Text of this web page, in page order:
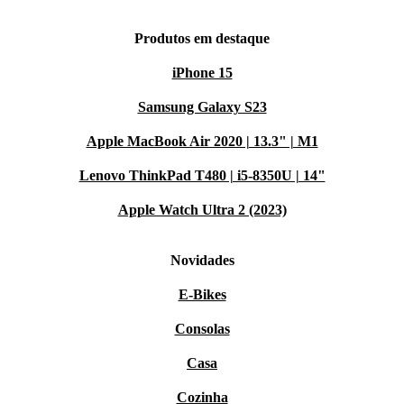
Produtos em destaque
iPhone 15
Samsung Galaxy S23
Apple MacBook Air 2020 | 13.3" | M1
Lenovo ThinkPad T480 | i5-8350U | 14"
Apple Watch Ultra 2 (2023)
Novidades
E-Bikes
Consolas
Casa
Cozinha